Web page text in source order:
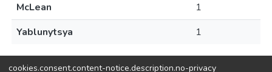
McLean
1
Yablunytsya
1
cookies.consent.content-notice.description.no-privacy